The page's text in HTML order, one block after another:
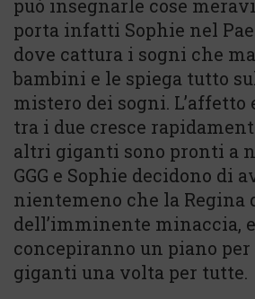
può insegnarle cose
porta infatti Sophie nel
dove cattura i sogni che
bambini e le spiega tutto
mistero dei sogni.
tra i due cresce
altri giganti sono pronti a
GGG e Sophie decidono di
nientemeno che la Regina
dell’imminente minaccia,
concepiranno un piano per
giganti una volta per tutte.